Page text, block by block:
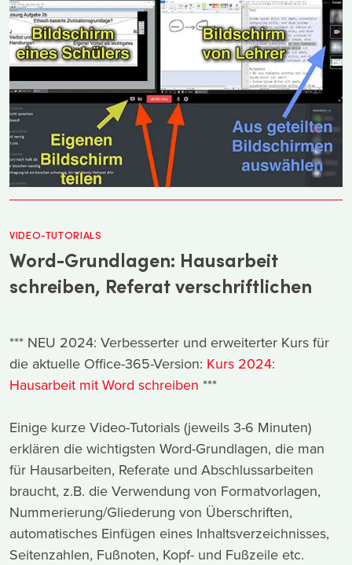
VIDEO-TUTORIALS
Word-Grundlagen: Hausarbeit
schreiben, Referat verschriftlichen
*** NEU 2024: Verbesserter und erweiterter Kurs für
die aktuelle Office-365-Version: Kurs 2024:
Hausarbeit mit Word schreiben ***
Einige kurze Video-Tutorials (jeweils 3-6 Minuten)
erklären die wichtigsten Word-Grundlagen, die man
für Hausarbeiten, Referate und Abschlussarbeiten
braucht, z.B. die Verwendung von Formatvorlagen,
Nummerierung/Gliederung von Überschriften,
automatisches Einfügen eines Inhaltsverzeichnisses,
Seitenzahlen, Fußnoten, Kopf- und Fußzeile etc.